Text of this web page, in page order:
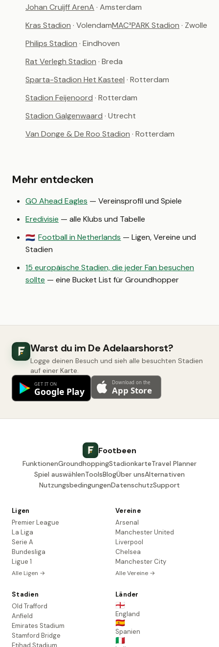
Johan Cruijff ArenA · Amsterdam
Kras Stadion · VolendamMAC³PARK Stadion · Zwolle
Philips Stadion · Eindhoven
Rat Verlegh Stadion · Breda
Sparta-Stadion Het Kasteel · Rotterdam
Stadion Feijenoord · Rotterdam
Stadion Galgenwaard · Utrecht
Van Donge & De Roo Stadion · Rotterdam
Mehr entdecken
GO Ahead Eagles — Vereinsprofil und Spiele
Eredivisie — alle Klubs und Tabelle
🇳🇱 Football in Netherlands — Ligen, Vereine und
Stadien
15 europäische Stadien, die jeder Fan besuchen
sollte — eine Bucket List für Groundhopper
Warst du im De Adelaarshorst?
Logge deinen Besuch und sieh alle besuchten Stadien
auf einer Karte.
Footbeen
FunktionenGroundhoppingStadionkarteTravel Planner
Spiel auswählenToolsBlogÜber unsAlternativen
NutzungsbedingungenDatenschutzSupport
Ligen
Premier League
La Liga
Serie A
Bundesliga
Ligue 1
Alle Ligen →
Vereine
Arsenal
Manchester United
Liverpool
Chelsea
Manchester City
Alle Vereine →
Stadien
Old Trafford
Anfield
Emirates Stadium
Stamford Bridge
Etihad Stadium
Länder
🏴󠁧󠁢󠁥󠁮󠁧󠁿
England
🇪🇸
Spanien
🇮🇹